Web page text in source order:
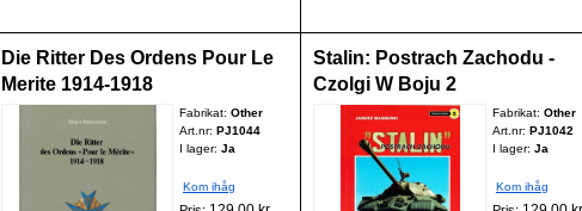
Die Ritter Des Ordens Pour Le
Merite 1914-1918
Fabrikat:Other
Art.nr:PJ1044
I lager: Ja
Kom ihåg
Stalin: Postrach Zachodu -
Czolgi W Boju 2
Fabrikat: Other
Art.nr: PJ1042
I lager: Ja
Kom ihåg